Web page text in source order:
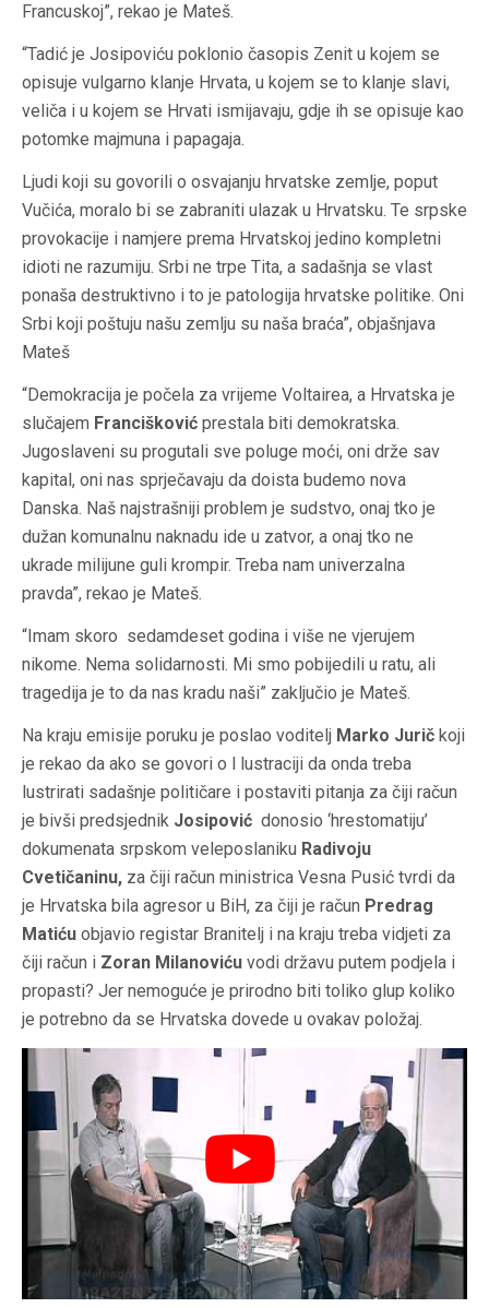
Francuskoj”, rekao je Mateš.
“Tadić je Josipoviću poklonio časopis Zenit u kojem se
opisuje vulgarno klanje Hrvata, u kojem se to klanje slavi,
veliča i u kojem se Hrvati ismijavaju, gdje ih se opisuje kao
potomke majmuna i papagaja.
Ljudi koji su govorili o osvajanju hrvatske zemlje, poput
Vučića, moralo bi se zabraniti ulazak u Hrvatsku. Te srpske
provokacije i namjere prema Hrvatskoj jedino kompletni
idioti ne razumiju. Srbi ne trpe Tita, a sadašnja se vlast
ponaša destruktivno i to je patologija hrvatske politike. Oni
Srbi koji poštuju našu zemlju su naša braća”, objašnjava
Mateš
“Demokracija je počela za vrijeme Voltairea, a Hrvatska je
slučajem Francišković prestala biti demokratska.
Jugoslaveni su progutali sve poluge moći, oni drže sav
kapital, oni nas sprječavaju da doista budemo nova
Danska. Naš najstrašniji problem je sudstvo, onaj tko je
dužan komunalnu naknadu ide u zatvor, a onaj tko ne
ukrade milijune guli krompir. Treba nam univerzalna
pravda”, rekao je Mateš.
“Imam skoro sedamdeset godina i više ne vjerujem
nikome. Nema solidarnosti. Mi smo pobijedili u ratu, ali
tragedija je to da nas kradu naši” zaključio je Mateš.
Na kraju emisije poruku je poslao voditelj Marko Jurič koji
je rekao da ako se govori o l lustraciji da onda treba
lustrirati sadašnje političare i postaviti pitanja za čiji račun
je bivši predsjednik Josipović donosio ‘hrestomatiju’
dokumenata srpskom veleposlaniku Radivoju
Cvetičaninu, za čiji račun ministrica Vesna Pusić tvrdi da
je Hrvatska bila agresor u BiH, za čiji je račun Predrag
Matiću objavio registar Branitelj i na kraju treba vidjeti za
čiji račun i Zoran Milanoviću vodi državu putem podjela i
propasti? Jer nemoguće je prirodno biti toliko glup koliko
je potrebno da se Hrvatska dovede u ovakav položaj.